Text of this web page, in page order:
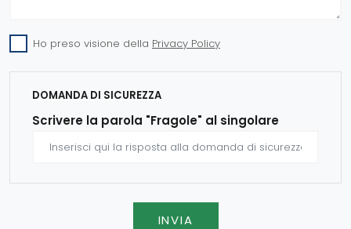
Ho preso visione della Privacy Policy
DOMANDA DI SICUREZZA
Scrivere la parola "Fragole" al singolare
INVIA